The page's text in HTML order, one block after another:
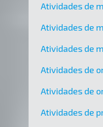
Atividades de
Atividades de
Atividades de
Atividades de
Atividades de
Atividades de